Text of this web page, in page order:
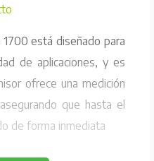
está diseñado para
de aplicaciones, y es
ofrece una medición
que hasta el
de forma inmediata